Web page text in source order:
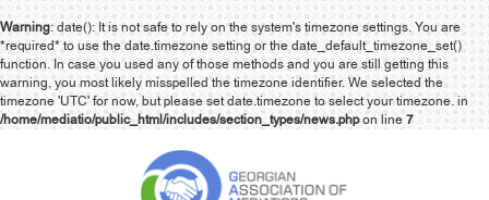
Warning: date(): It is not safe to rely on the system's timezone settings. You are
*required* to use the date.timezone setting or the date_default_timezone_set()
function. In case you used any of those methods and you are still getting this
warning, you most likely misspelled the timezone identifier. We selected the
timezone 'UTC' for now, but please set date.timezone to select your timezone. in
/home/mediatio/public_html/includes/section_types/news.phpon line7